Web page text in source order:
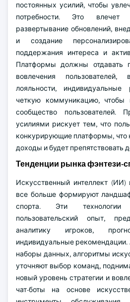
постоянных усилий, чтобы
потребности. Это
развертывание обновлений,
и создание
поддержания интереса и
Платформы должны отдавать
вовлечения
лояльности,
четкую коммуникацию, чтобы
сообщество пользователей.
усилиями рискует тем, что
конкурирующие платформы, что
доходы и будет препятствовать
Тенденции рынка фэнтези-
Искусственный интеллект
все больше формируют
спорта. Эти технологии
пользовательский опыт,
аналитику игроков,
индивидуальные
наборы данных, алгоритмы
уточняют выбор команд,
новый уровень стратегии и
чат-боты на основе